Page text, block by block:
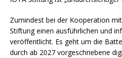
Zumindest bei der Kooperation
Stiftung einen ausführlichen und
veröffentlicht. Es geht um die
durch ab 2027 vorgeschriebene